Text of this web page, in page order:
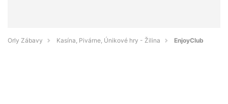
Orly Zábavy Kasína, Pivárne, Únikové hry - Žilina EnjoyClub